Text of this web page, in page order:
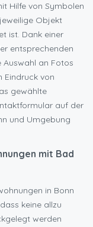
Hilfe von Symbolen
Objekt
ist. Dank einer
entsprechenden
Auswahl an Fotos
Eindruck von
gewählte
auf der
und Umgebung
mit Bad
in Bonn
keine allzu
werden